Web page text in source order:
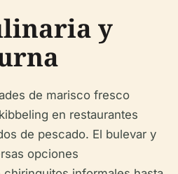
y
de marisco fresco
en restaurantes
de pescado. El bulevar y
opciones